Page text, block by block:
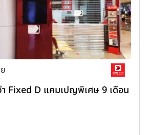
Fixed D แคมเปญพิเศษ 9 เดือน